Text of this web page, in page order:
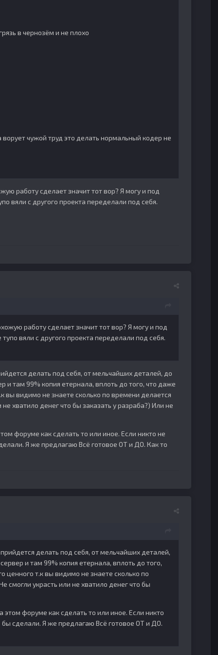
в чернозём и не плохо
чужой труд это делать нормальный кодер не
работу сделает значит тот вор? Я могу и под
вяли с другого проекта переделали под себя.
работу сделает значит тот вор? Я могу и под
вяли с другого проекта переделали под себя.
делать под себя, от мельчайших деталей, до
там 99% копия етернала, вплоть до того, что даже
вы видимо не знаете сколько по времени делается
хватило денег что бы заказать у разраба?) Или не
форуме как сделать то или иное. Если никто не
Я же предлагаю Всё готовое ОТ и ДО. Как то
делать под себя, от мельчайших деталей,
и там 99% копия етернала, вплоть до того,
ценного т.к вы видимо не знаете сколько по
смогли украсть или не хватило денег что бы
форуме как сделать то или иное. Если никто
бы сделали. Я же предлагаю Всё готовое ОТ и ДО.